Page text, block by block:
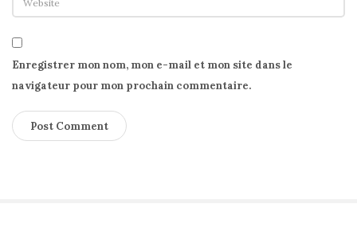
Enregistrer mon nom, mon e-mail et mon site dans le
navigateur pour mon prochain commentaire.